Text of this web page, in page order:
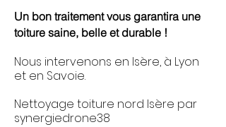
Un bon traitement vous garantira une
toiture saine, belle et durable !
Nous intervenons en Isère, à Lyon
et en Savoie.
Nettoyage toiture nord Isère par
synergiedrone38